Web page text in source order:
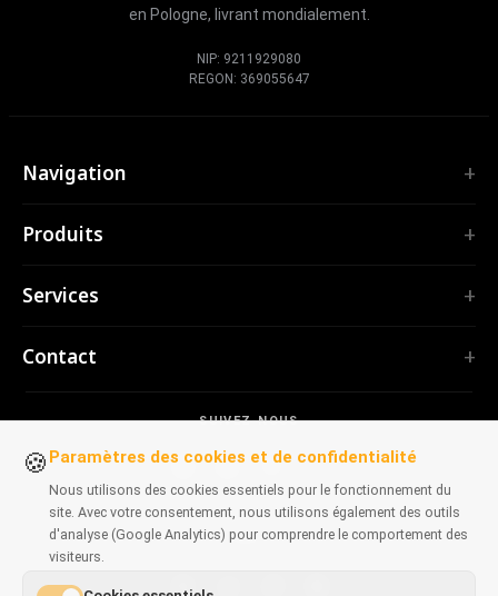
en Pologne, livrant mondialement.
NIP: 9211929080
REGON: 369055647
SUIVEZ-NOUS
DISPONIBLE SUR
Navigation
Services
Outils IA
Frontend
Outils de développement
Tous les articles →
Produits
TubePilot
Toutes les extensions →
CodeMap
ReleaseBoard
Tous les outils →
SITES WEB
CosmoLapse
Services
Applications web
Conseil informatique
Portfolio historique
Contact
🍪 Paramètres des cookies et de confidentialité
Nous utilisons des cookies essentiels pour le fonctionnement du
site. Avec votre consentement, nous utilisons également des outils
d'analyse (Google Analytics) pour comprendre le comportement des
visiteurs.